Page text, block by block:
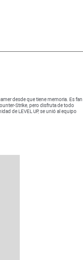
desde que tiene memoria. Es fan
Strike, pero disfruta de todo
de LEVEL UP, se unió al equipo